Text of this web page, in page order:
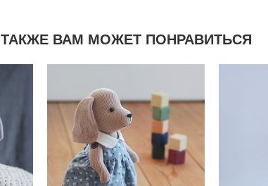
ТАКЖЕ ВАМ МОЖЕТ ПОНРАВИТЬСЯ